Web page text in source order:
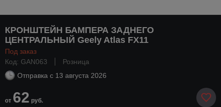
КРОНШТЕЙН БАМПЕРА ЗАДНЕГО
ЦЕНТРАЛЬНЫЙ Geely Atlas FX11
Под заказ
Код: GAN063
Розница
Отправка с 13 августа 2026
от 62 руб.